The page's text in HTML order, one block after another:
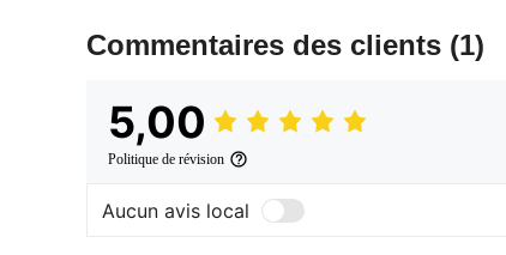
Commentaires des clients (1)
5,00
Politique de révision
Aucun avis local